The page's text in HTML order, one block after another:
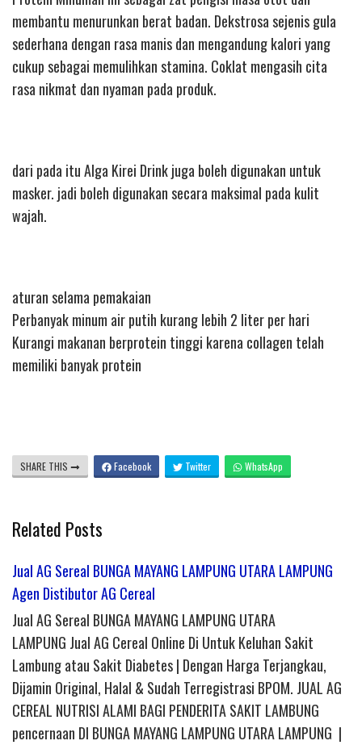
membantu menurunkan berat badan. Dekstrosa sejenis gula
sederhana dengan rasa manis dan mengandung kalori yang
cukup sebagai memulihkan stamina. Coklat mengasih cita
rasa nikmat dan nyaman pada produk.
dari pada itu Alga Kirei Drink juga boleh digunakan untuk
masker. jadi boleh digunakan secara maksimal pada kulit
wajah.
aturan selama pemakaian
Perbanyak minum air putih kurang lebih 2 liter per hari
Kurangi makanan berprotein tinggi karena collagen telah
memiliki banyak protein
SHARE THIS Facebook Twitter WhatsApp
Related Posts
Jual AG Sereal BUNGA MAYANG LAMPUNG UTARA LAMPUNG
Agen Distibutor AG Cereal
Jual AG Sereal BUNGA MAYANG LAMPUNG UTARA
LAMPUNG Jual AG Cereal Online Di Untuk Keluhan Sakit
Lambung atau Sakit Diabetes | Dengan Harga Terjangkau,
Dijamin Original, Halal & Sudah Terregistrasi BPOM. JUAL AG
CEREAL NUTRISI ALAMI BAGI PENDERITA SAKIT LAMBUNG
pencernaan DI BUNGA MAYANG LAMPUNG UTARA LAMPUNG |